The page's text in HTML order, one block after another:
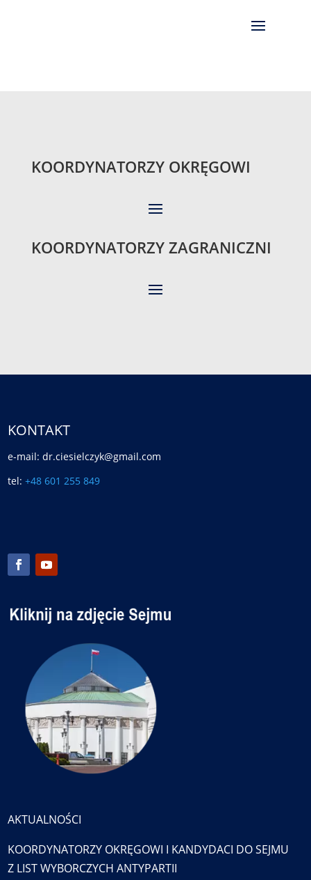
KOORDYNATORZY OKRĘGOWI
KOORDYNATORZY ZAGRANICZNI
KONTAKT
e-mail: dr.ciesielczyk@gmail.com
tel:+48 601 255 849
AKTUALNOŚCI
KOORDYNATORZY OKRĘGOWI I KANDYDACI DO SEJMU
Z LIST WYBORCZYCH ANTYPARTII